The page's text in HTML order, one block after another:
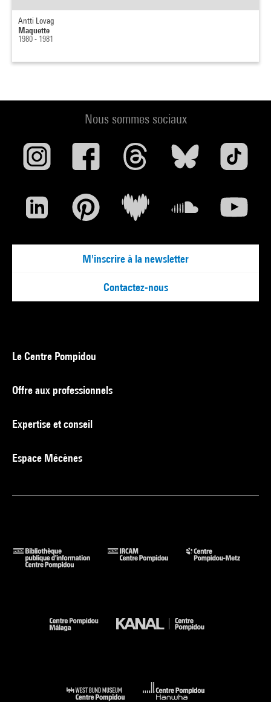
Antti Lovag
Maquette
1980 - 1981
Nous sommes sociaux
M'inscrire à la newsletter
Contactez-nous
Le Centre Pompidou
Offre aux professionnels
Expertise et conseil
Espace Mécènes